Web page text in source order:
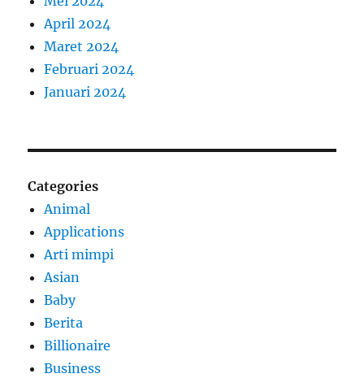
April 2024
Maret 2024
Februari 2024
Januari 2024
Categories
Animal
Applications
Arti mimpi
Asian
Baby
Berita
Billionaire
Business